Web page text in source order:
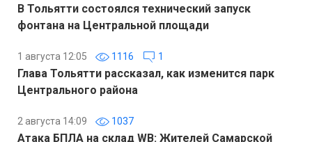
В Тольятти состоялся технический запуск
фонтана на Центральной площади
1 августа 12:05 1116 1
Глава Тольятти рассказал, как изменится парк
Центрального района
2 августа 14:09 1037
Атака БПЛА на склад WB: Жителей Самарской